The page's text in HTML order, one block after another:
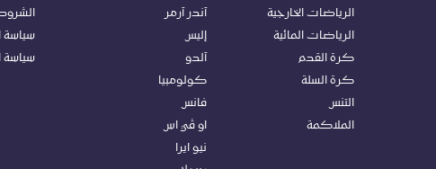
سياسة
سياسة
آندر آرمر
إليس
آلدو
كولومبيا
فانس
او ڤي اس
نيو ايرا
الرياضات الخارجية
الرياضات المائية
كرة القدم
كرة السلة
التنس
الملاكمة